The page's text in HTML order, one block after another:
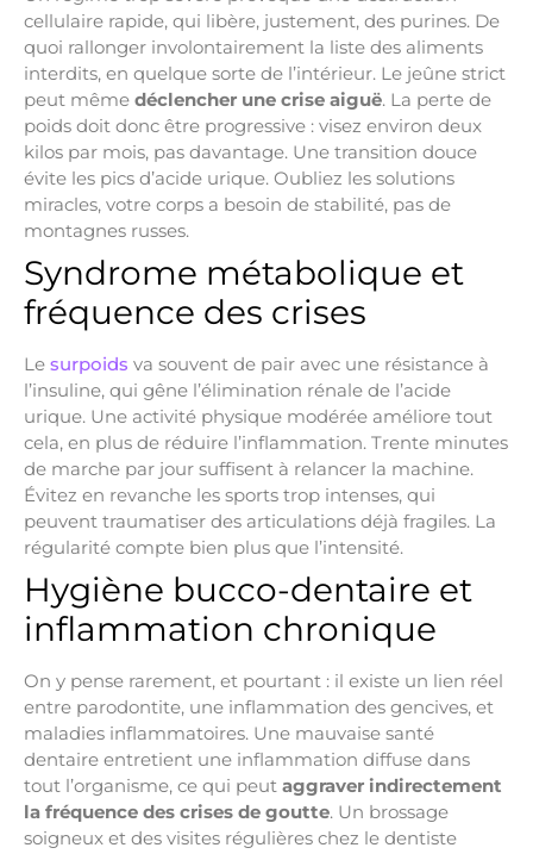
cellulaire rapide, qui libère, justement, des purines. De
quoi rallonger involontairement la liste des aliments
interdits, en quelque sorte de l’intérieur. Le jeûne strict
peut même déclencher une crise aiguë. La perte de
poids doit donc être progressive : visez environ deux
kilos par mois, pas davantage. Une transition douce
évite les pics d’acide urique. Oubliez les solutions
miracles, votre corps a besoin de stabilité, pas de
montagnes russes.
Syndrome métabolique et
fréquence des crises
Le surpoids va souvent de pair avec une résistance à
l’insuline, qui gêne l’élimination rénale de l’acide
urique. Une activité physique modérée améliore tout
cela, en plus de réduire l’inflammation. Trente minutes
de marche par jour suffisent à relancer la machine.
Évitez en revanche les sports trop intenses, qui
peuvent traumatiser des articulations déjà fragiles. La
régularité compte bien plus que l’intensité.
Hygiène bucco-dentaire et
inflammation chronique
On y pense rarement, et pourtant : il existe un lien réel
entre parodontite, une inflammation des gencives, et
maladies inflammatoires. Une mauvaise santé
dentaire entretient une inflammation diffuse dans
tout l’organisme, ce qui peut aggraver indirectement
la fréquence des crises de goutte. Un brossage
soigneux et des visites régulières chez le dentiste